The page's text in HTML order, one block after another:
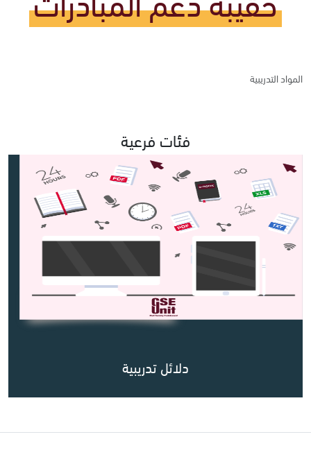
المواد التدريبية
فئات فرعية
دلائل تدريبية